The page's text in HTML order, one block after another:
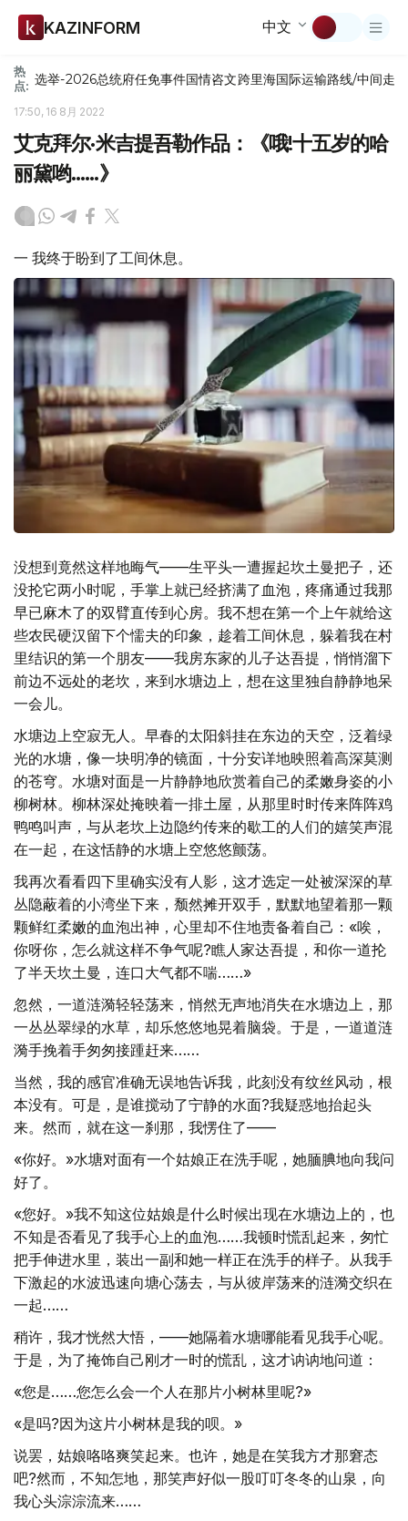
KAZINFORM 中文
热
点: 选举-2026总统府任免事件国情咨文跨里海国际运输路线/中间走廊
17:50, 16 8月 2022
艾克拜尔·米吉提吾勒作品：《哦!十五岁的哈
丽黛哟……》
一 我终于盼到了工间休息。
没想到竟然这样地晦气——生平头一遭握起坎土曼把子，还
没抡它两小时呢，手掌上就已经挤满了血泡，疼痛通过我那
早已麻木了的双臂直传到心房。我不想在第一个上午就给这
些农民硬汉留下个懦夫的印象，趁着工间休息，躲着我在村
里结识的第一个朋友——我房东家的儿子达吾提，悄悄溜下
前边不远处的老坎，来到水塘边上，想在这里独自静静地呆
一会儿。
水塘边上空寂无人。早春的太阳斜挂在东边的天空，泛着绿
光的水塘，像一块明净的镜面，十分安详地映照着高深莫测
的苍穹。水塘对面是一片静静地欣赏着自己的柔嫩身姿的小
柳树林。柳林深处掩映着一排土屋，从那里时时传来阵阵鸡
鸭鸣叫声，与从老坎上边隐约传来的歇工的人们的嬉笑声混
在一起，在这恬静的水塘上空悠悠颤荡。
我再次看看四下里确实没有人影，这才选定一处被深深的草
丛隐蔽着的小湾坐下来，颓然摊开双手，默默地望着那一颗
颗鲜红柔嫩的血泡出神，心里却不住地责备着自己：«唉，
你呀你，怎么就这样不争气呢?瞧人家达吾提，和你一道抡
了半天坎土曼，连口大气都不喘……»
忽然，一道涟漪轻轻荡来，悄然无声地消失在水塘边上，那
一丛丛翠绿的水草，却乐悠悠地晃着脑袋。于是，一道道涟
漪手挽着手匆匆接踵赶来……
当然，我的感官准确无误地告诉我，此刻没有纹丝风动，根
本没有。可是，是谁搅动了宁静的水面?我疑惑地抬起头
来。然而，就在这一刹那，我愣住了——
«你好。»水塘对面有一个姑娘正在洗手呢，她腼腆地向我问
好了。
«您好。»我不知这位姑娘是什么时候出现在水塘边上的，也
不知是否看见了我手心上的血泡……我顿时慌乱起来，匆忙
把手伸进水里，装出一副和她一样正在洗手的样子。从我手
下激起的水波迅速向塘心荡去，与从彼岸荡来的涟漪交织在
一起……
稍许，我才恍然大悟，——她隔着水塘哪能看见我手心呢。
于是，为了掩饰自己刚才一时的慌乱，这才讷讷地问道：
«您是……您怎么会一个人在那片小树林里呢?»
«是吗?因为这片小树林是我的呗。»
说罢，姑娘咯咯爽笑起来。也许，她是在笑我方才那窘态
吧?然而，不知怎地，那笑声好似一股叮叮冬冬的山泉，向
我心头淙淙流来……